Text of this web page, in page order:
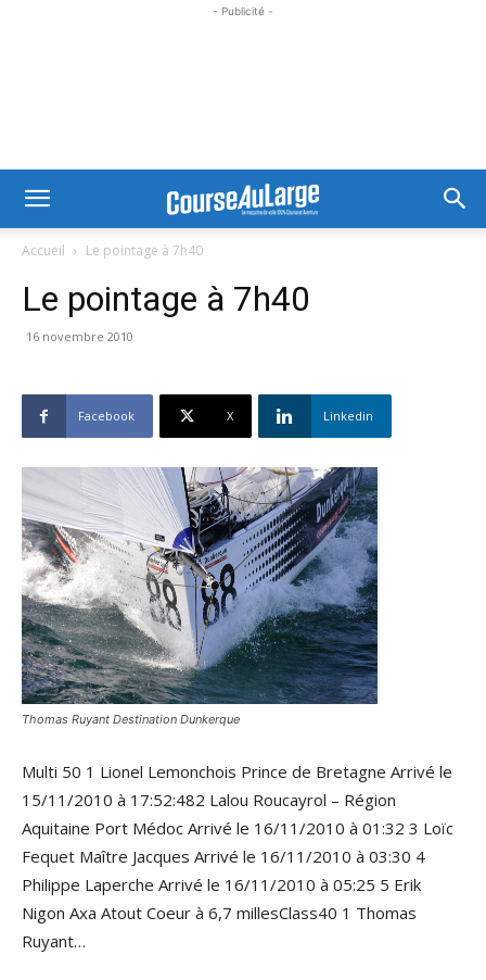
- Publicité -
Accueil Le pointage à 7h40
Le pointage à 7h40
16 novembre 2010
Facebook X Linkedin
Thomas Ruyant Destination Dunkerque
Multi 50 1 Lionel Lemonchois Prince de Bretagne Arrivé le
15/11/2010 à 17:52:482 Lalou Roucayrol – Région
Aquitaine Port Médoc Arrivé le 16/11/2010 à 01:32 3 Loïc
Fequet Maître Jacques Arrivé le 16/11/2010 à 03:30 4
Philippe Laperche Arrivé le 16/11/2010 à 05:25 5 Erik
Nigon Axa Atout Coeur à 6,7 millesClass40 1 Thomas
Ruyant…